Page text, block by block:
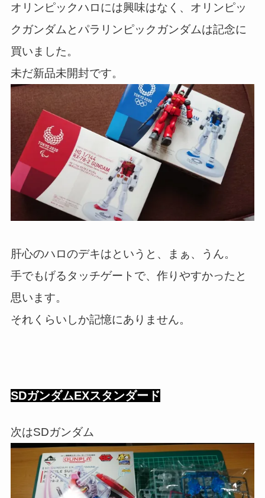
オリンピックハロには興味はなく、オリンピッ
クガンダムとパラリンピックガンダムは記念に
買いました。
未だ新品未開封です。
肝心のハロのデキはというと、まぁ、うん。
手でもげるタッチゲートで、作りやすかったと
思います。
それくらいしか記憶にありません。
SDガンダムEXスタンダード
次はSDガンダム